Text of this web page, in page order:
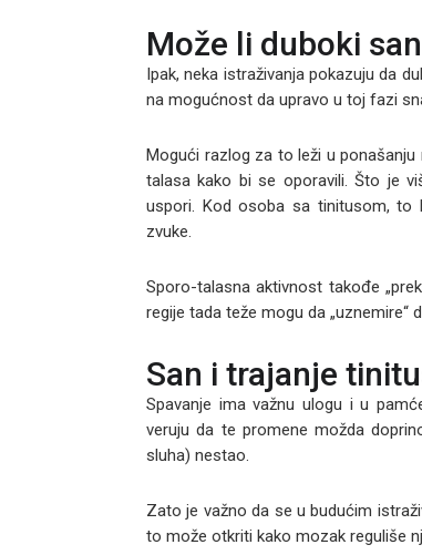
Može li duboki
Ipak, neka istraživanja pokazuju da
na mogućnost da upravo u toj fazi
Mogući razlog za to leži u
talasa kako bi se oporavili. Što je
uspori. Kod osoba sa tinitusom, to
zvuke.
Sporo-talasna aktivnost takođe
regije tada teže mogu da „uznemire“
San i trajanje
Spavanje ima važnu ulogu i u
veruju da te promene možda
sluha) nestao.
Zato je važno da se u budućim
to može otkriti kako mozak reguliše